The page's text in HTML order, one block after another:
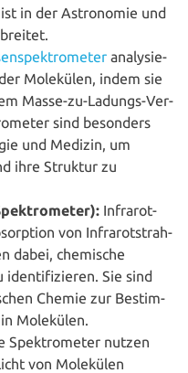
in der Astro­no­mie und
ana­ly­sie­
Molekülen, indem sie
Masse-zu-Ladungs-Ver­
sind besonders
und Medizin, um
ihre Struktur zu
Infra­rot­
von Infra­rot­strah­
dabei, chemische
iden­ti­fi­zie­ren. Sie sind
Chemie zur Bestim­
Molekülen.
Spek­tro­me­ter nutzen
von Molekülen